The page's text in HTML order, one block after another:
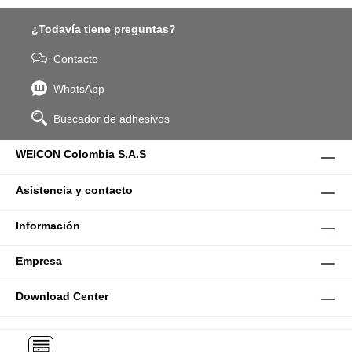
¿Todavía tiene preguntas?
Contacto
WhatsApp
Buscador de adhesivos
WEICON Colombia S.A.S
Asistencia y contacto
Información
Empresa
Download Center